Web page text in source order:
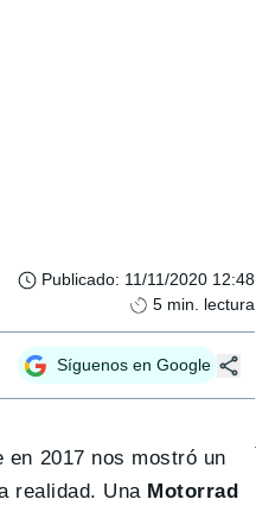
Publicado: 11/11/2020 12:48
5 min. lectura
Síguenos en Google
2017 nos mostró un
realidad. Una Motorrad